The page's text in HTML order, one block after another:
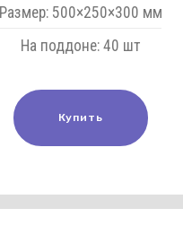
Размер: 500×250×300 мм
На поддоне: 40 шт
Купить